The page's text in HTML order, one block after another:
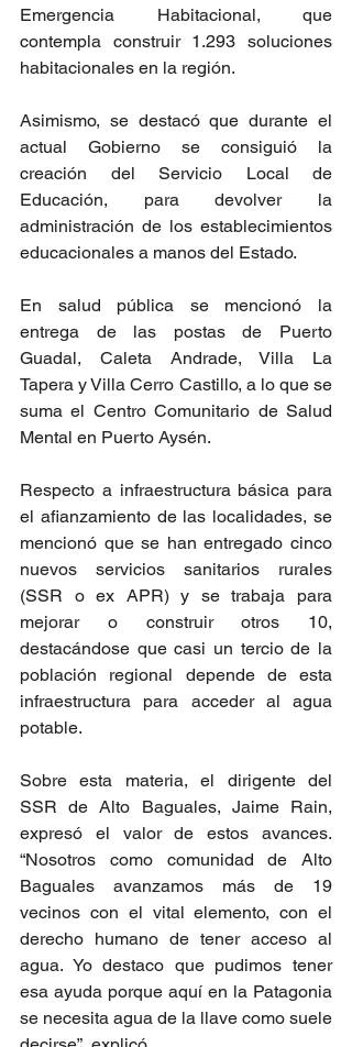
Emergencia Habitacional, que
contempla construir 1.293 soluciones
habitacionales en la región.
Asimismo, se destacó que durante el
actual Gobierno se consiguió la
creación del Servicio Local de
Educación, para devolver la
administración de los establecimientos
educacionales a manos del Estado.
En salud pública se mencionó la
entrega de las postas de Puerto
Guadal, Caleta Andrade, Villa La
Tapera y Villa Cerro Castillo, a lo que se
suma el Centro Comunitario de Salud
Mental en Puerto Aysén.
Respecto a infraestructura básica para
el afianzamiento de las localidades, se
mencionó que se han entregado cinco
nuevos servicios sanitarios rurales
(SSR o ex APR) y se trabaja para
mejorar o construir otros 10,
destacándose que casi un tercio de la
población regional depende de esta
infraestructura para acceder al agua
potable.
Sobre esta materia, el dirigente del
SSR de Alto Baguales, Jaime Rain,
expresó el valor de estos avances.
“Nosotros como comunidad de Alto
Baguales avanzamos más de 19
vecinos con el vital elemento, con el
derecho humano de tener acceso al
agua. Yo destaco que pudimos tener
esa ayuda porque aquí en la Patagonia
se necesita agua de la llave como suele